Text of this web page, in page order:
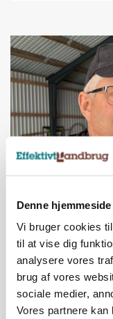
Denne
Vi bruger cookies
til at vise dig
analysere vores
brug af vores
sociale medier,
Vores partnere kan
POLITIK
protestgruppe
gødskningslov
KVÆG